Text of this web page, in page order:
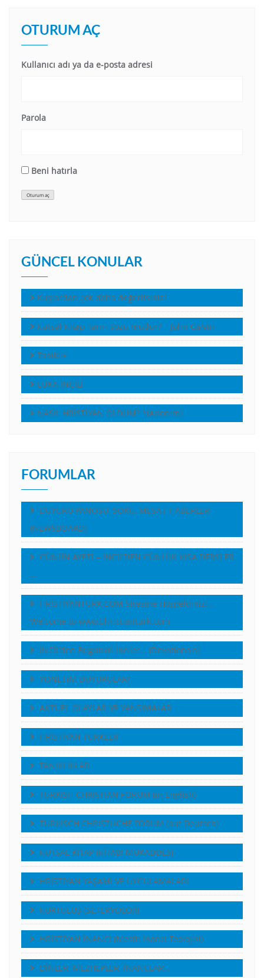
OTURUM AÇ
Kullanıcı adı ya da e-posta adresi
Parola
Beni hatırla
Oturum aç
GÜNCEL KONULAR
Kuşlardan çok daha değerlisiniz!
Kutsal Kitap Tanrı Sözü müdür? – John Calvin
Tanıklık
LUKA İNCİLİ
NASIL HRİSTİYAN OLDUM? *(Anonim)
FORUMLAR
DUYURU PANOSU, SORU, MESAJ, HABERLER,
(NEWSBOARD)
GÜNÜN AYETİ – İNCİL’DEN GÜNLÜK KISA DERSLER
…
HRİSTİYANTÜRK.COM Sitesine Hoşgeldiniz!…
Welcome to www.Christianturk.com
İNCİL’den Bugünkü İnciler… (Devotionals)
YÖNETiM DUYURULARI
AKTUEL OLAYLAR VE YANSIMALAR
HRİSTİYAN TÜRKLER
TANIKLIKLAR
TURKISH CHRISTIAN FORUM (in English)
TURKISCH CHRISTLICHE FORUM (auf Deutsch)
KUTSAL KİTAP (KİTABI MUKADDES)
HRİSTİYAN YAŞAMI VE UYGULAMALARI
KURTULUŞ (SETERYOLOJİ)
HRİSTİYAN İNANCI (Mesih İnancı Teolojisi)
DİNLER, MEZHEPLER, İNANÇLAR…